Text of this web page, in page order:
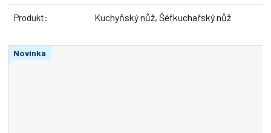
Produkt: Kuchyňský nůž, Šéfkuchařský nůž
Novinka